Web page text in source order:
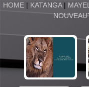
HOME | KATANGA|